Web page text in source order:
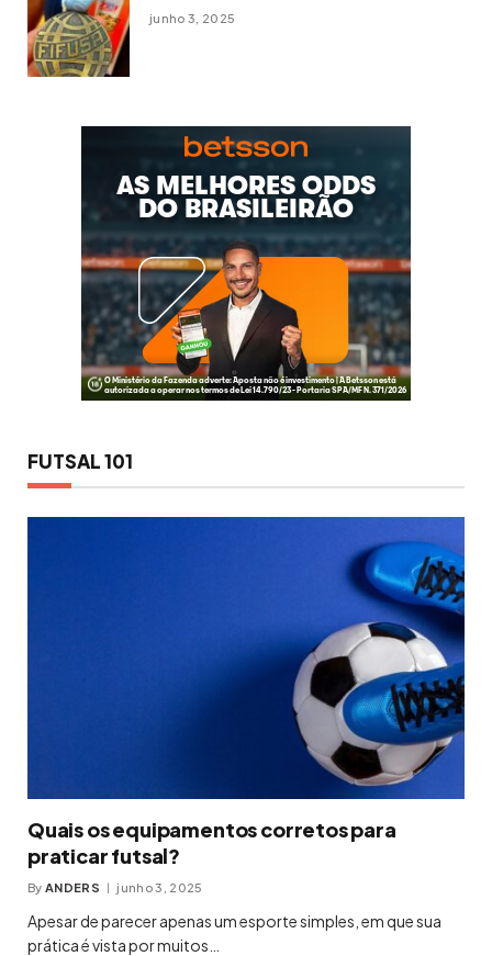
junho 3, 2025
FUTSAL 101
Quais os equipamentos corretos para
praticar futsal?
By ANDERS junho 3, 2025
Apesar de parecer apenas um esporte simples, em que sua
prática é vista por muitos…